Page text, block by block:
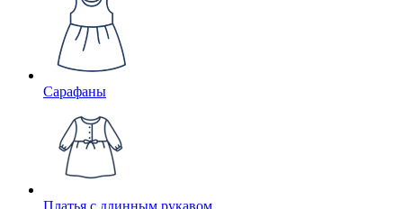
Сарафаны
Платья с длинным рукавом